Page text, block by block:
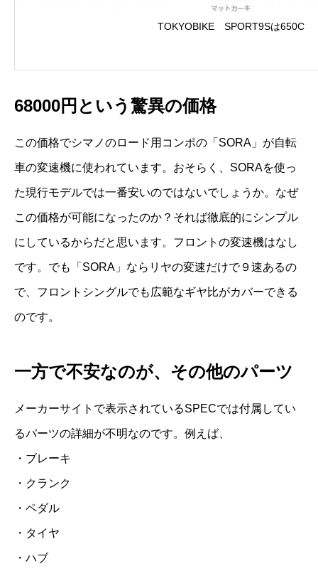
TOKYOBIKE SPORT9Sは650C
68000円という驚異の価格
この価格でシマノのロード用コンポの「SORA」が自転
車の変速機に使われています。おそらく、SORAを使っ
た現行モデルでは一番安いのではないでしょうか。なぜ
この価格が可能になったのか？それば徹底的にシンプル
にしているからだと思います。フロントの変速機はなし
です。でも「SORA」ならリヤの変速だけで９速あるの
で、フロントシングルでも広範なギヤ比がカバーできる
のです。
一方で不安なのが、その他のパーツ
メーカーサイトで表示されているSPECでは付属してい
るパーツの詳細が不明なのです。例えば、
・ブレーキ
・クランク
・ペダル
・タイヤ
・ハブ